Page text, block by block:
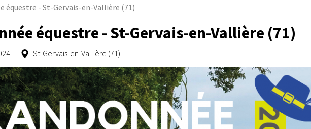
équestre - St-Gervais-en-Vallière (71)
équestre - St-Gervais-en-Vallière (71)
St-Gervais-en-Vallière (71)